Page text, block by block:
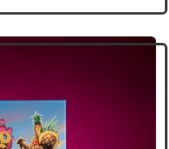
était de
par un gobelin